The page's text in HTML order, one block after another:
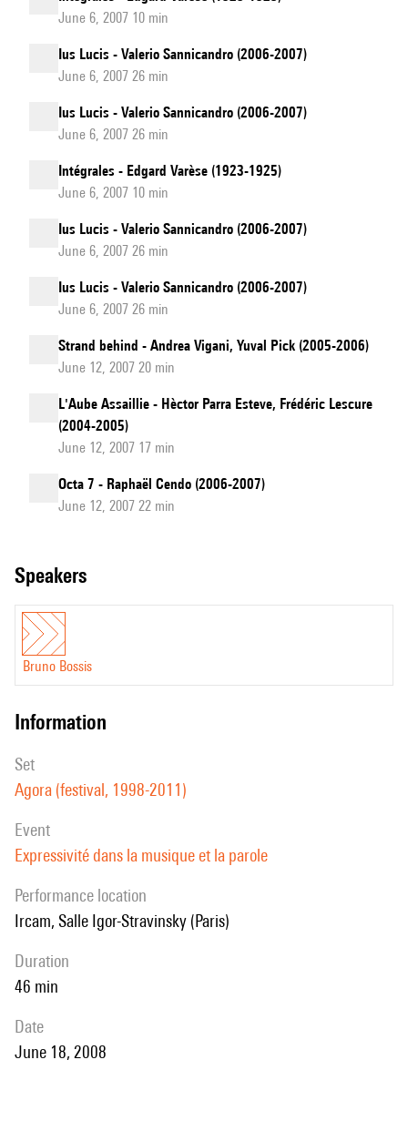
June 6, 2007 10 min
Ius Lucis - Valerio Sannicandro (2006-2007)
June 6, 2007 26 min
Ius Lucis - Valerio Sannicandro (2006-2007)
June 6, 2007 26 min
Intégrales - Edgard Varèse (1923-1925)
June 6, 2007 10 min
Ius Lucis - Valerio Sannicandro (2006-2007)
June 6, 2007 26 min
Ius Lucis - Valerio Sannicandro (2006-2007)
June 6, 2007 26 min
Strand behind - Andrea Vigani, Yuval Pick (2005-2006)
June 12, 2007 20 min
L'Aube Assaillie - Hèctor Parra Esteve, Frédéric Lescure
(2004-2005)
June 12, 2007 17 min
Octa 7 - Raphaël Cendo (2006-2007)
June 12, 2007 22 min
speakers
Bruno Bossis
information
set
Agora (festival, 1998-2011)
event
Expressivité dans la musique et la parole
performance location
Ircam, Salle Igor-Stravinsky (Paris)
duration
46 min
date
June 18, 2008